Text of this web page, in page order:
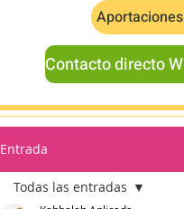
Aportaciones
Entrada
Todas las entradas